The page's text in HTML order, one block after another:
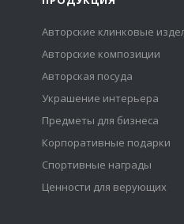
Авторские клинковые
Авторские композиции
Авторская посуда
Украшение интерьера
Предметы для бизнеса
Корпоративные подарки
Спортивные награды
Ценности для верующих